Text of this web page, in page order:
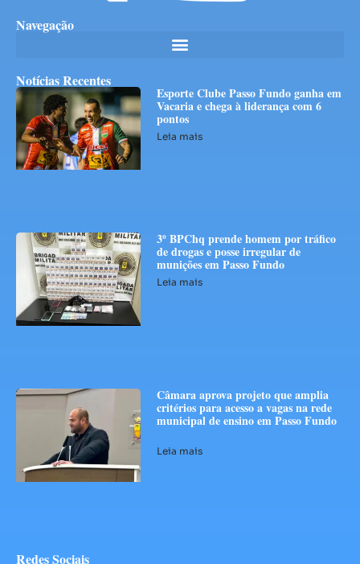
Navegação
Notícias Recentes
Esporte Clube Passo Fundo ganha em
Vacaria e chega à liderança com 6
pontos
Leia mais
3º BPChq prende homem por tráfico
de drogas e posse irregular de
munições em Passo Fundo
Leia mais
Câmara aprova projeto que amplia
critérios para acesso a vagas na rede
municipal de ensino em Passo Fundo
Leia mais
Redes Sociais